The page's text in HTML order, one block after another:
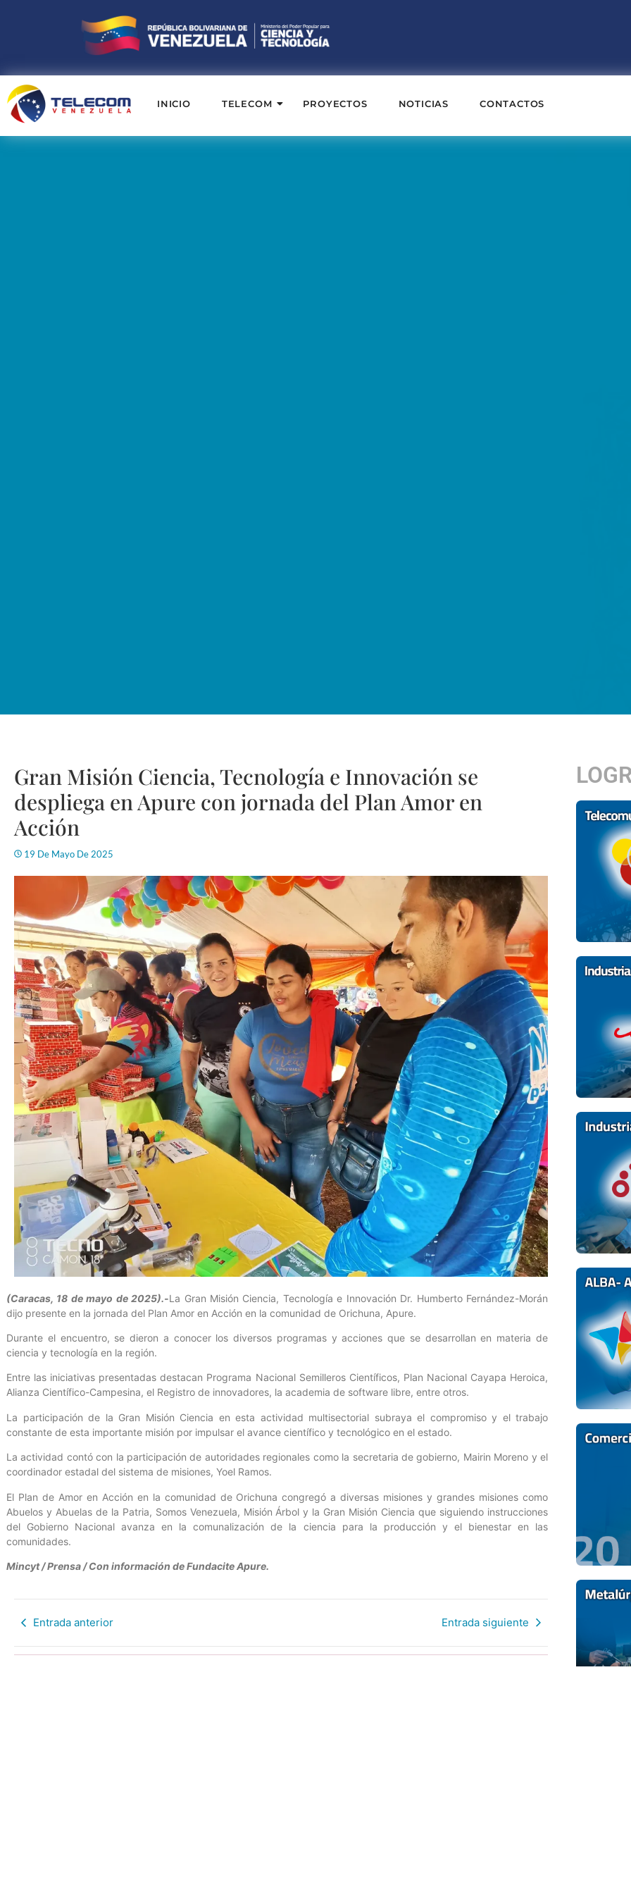
INICIO TELECOM PROYECTOS NOTICIAS CONTACTOS
Gran Misión Ciencia, Tecnología e Innovación se
despliega en Apure con jornada del Plan Amor en
Acción
19 De Mayo De 2025
(Caracas, 18 de mayo de 2025).-La Gran Misión Ciencia, Tecnología e Innovación Dr. Humberto Fernández-Morán
dijo presente en la jornada del Plan Amor en Acción en la comunidad de Orichuna, Apure.
Durante el encuentro, se dieron a conocer los diversos programas y acciones que se desarrollan en materia de
ciencia y tecnología en la región.
Entre las iniciativas presentadas destacan Programa Nacional Semilleros Científicos, Plan Nacional Cayapa Heroica,
Alianza Científico-Campesina, el Registro de innovadores, la academia de software libre, entre otros.
La participación de la Gran Misión Ciencia en esta actividad multisectorial subraya el compromiso y el trabajo
constante de esta importante misión por impulsar el avance científico y tecnológico en el estado.
La actividad contó con la participación de autoridades regionales como la secretaria de gobierno, Mairin Moreno y el
coordinador estadal del sistema de misiones, Yoel Ramos.
El Plan de Amor en Acción en la comunidad de Orichuna congregó a diversas misiones y grandes misiones como
Abuelos y Abuelas de la Patria, Somos Venezuela, Misión Árbol y la Gran Misión Ciencia que siguiendo instrucciones
del Gobierno Nacional avanza en la comunalización de la ciencia para la producción y el bienestar en las
comunidades.
Mincyt / Prensa / Con información de Fundacite Apure.
Entrada anterior Entrada siguiente